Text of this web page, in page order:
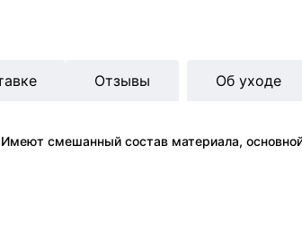
смешанный состав материала,
Отзывы Об уходе